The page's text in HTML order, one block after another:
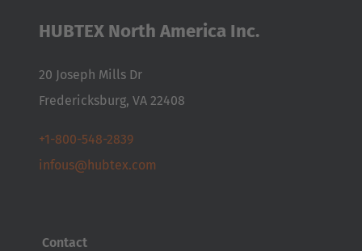
HUBTEX North America Inc.
20 Joseph Mills Dr
Fredericksburg, VA 22408
+1-800-548-2839
infous@hubtex.com
Contact